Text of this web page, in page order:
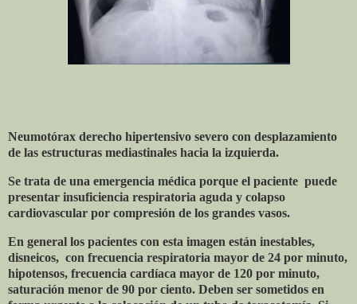
Neumotórax derecho hipertensivo severo con desplazamiento
de las estructuras mediastinales hacia la izquierda.
Se trata de una emergencia médica porque el paciente puede
presentar insuficiencia respiratoria aguda y colapso
cardiovascular por compresión de los grandes vasos.
En general los pacientes con esta imagen están inestables,
disneicos, con frecuencia respiratoria mayor de 24 por minuto,
hipotensos, frecuencia cardíaca mayor de 120 por minuto,
saturación menor de 90 por ciento. Deben ser sometidos en